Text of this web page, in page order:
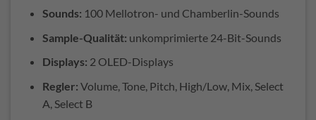
Sounds: 100 Mellotron- und Chamberlin-Sounds
Sample-Qualität: unkomprimierte 24-Bit-Sounds
Displays: 2 OLED-Displays
Regler: Volume, Tone, Pitch, High/Low, Mix, Select
A, Select B